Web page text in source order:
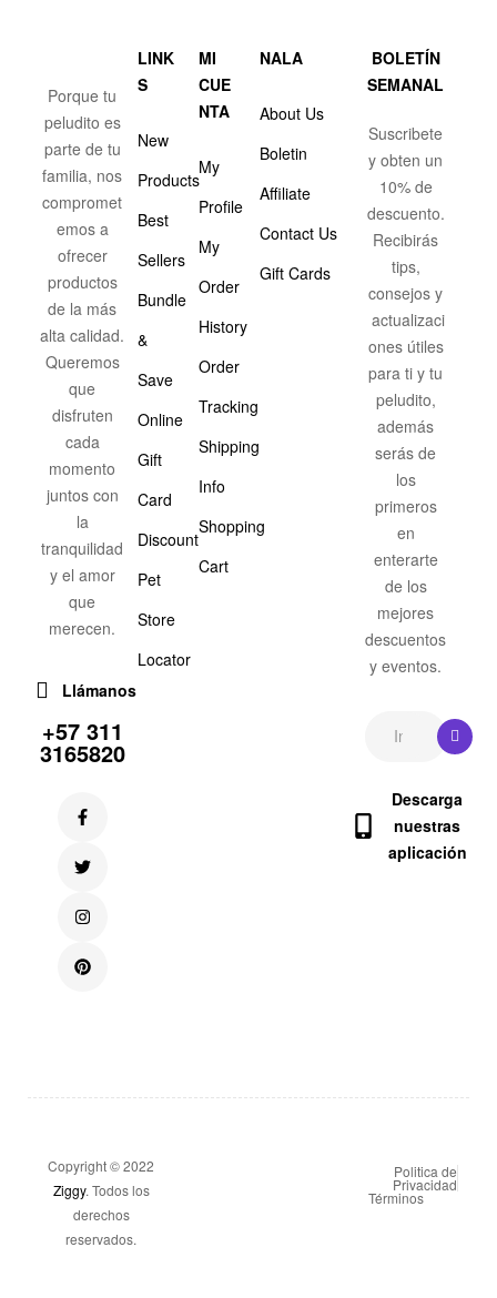
Porque tu
peludito es
parte de tu
familia, nos
compromet
emos a
ofrecer
productos
de la más
alta calidad.
Queremos
que
disfruten
cada
momento
juntos con
la
tranquilidad
y el amor
que
merecen.
Llámanos
+57 311
3165820
LINK
S
New
Products
Best
Sellers
Bundle
&
Save
Online
Gift
Card
Discount
Pet
Store
Locator
MI
CUE
NTA
My
Profile
My
Order
History
Order
Tracking
Shipping
Info
Shopping
Cart
NALA
About Us
Boletin
Affiliate
Contact Us
Gift Cards
BOLETÍN
SEMANAL
Suscribete
y obten un
10% de
descuento.
Recibirás
tips,
consejos y
actualizaci
ones útiles
para ti y tu
peludito,
además
serás de
los
primeros
en
enterarte
de los
mejores
descuentos
y eventos.
Descarga
nuestras
aplicación
Copyright © 2022
Ziggy. Todos los
derechos
reservados.
Politica de
Privacidad
Términos